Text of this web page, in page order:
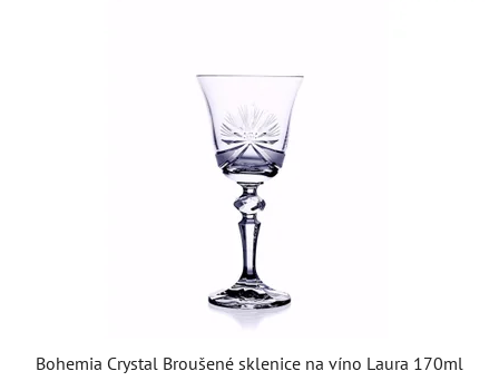
Bohemia Crystal Broušené sklenice na víno Laura 170ml